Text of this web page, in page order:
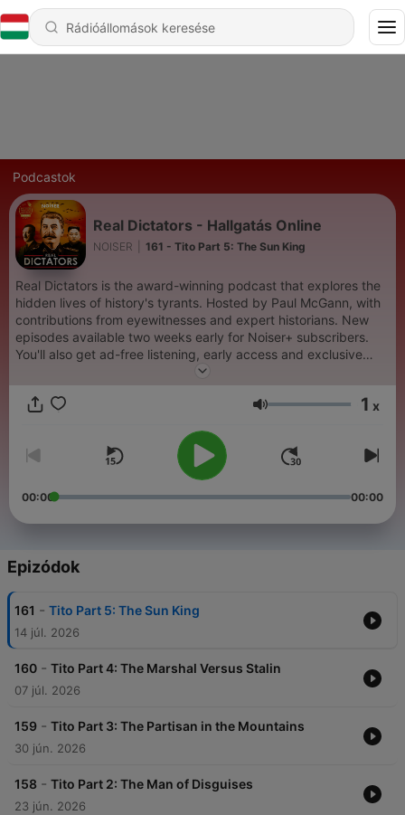
Podcastok
Real Dictators - Hallgatás Online
NOISER 161 - Tito Part 5: The Sun King
Real Dictators is the award-winning podcast that explores the
hidden lives of history's tyrants. Hosted by Paul McGann, with
contributions from eyewitnesses and expert historians. New
episodes available two weeks early for Noiser+ subscribers.
You'll also get ad-free listening, early access and exclusive
content on shows across the Noiser podcast network. Click the
head to noiser.com/subscriptions For advertising enquiries,
or reproduced in any manner for the purpose of training
artificial intelligence technologies or systems. In accordance
with Article 4(3) of the DSM Directive 2019/790, Noiser Ltd
expressly reserves this work from the text and data mining
Hangerő 1 x
00:00 00:00
Epizódok
161 - Tito Part 5: The Sun King
14 júl. 2026
160 - Tito Part 4: The Marshal Versus Stalin
07 júl. 2026
159 - Tito Part 3: The Partisan in the Mountains
30 jún. 2026
158 - Tito Part 2: The Man of Disguises
23 jún. 2026